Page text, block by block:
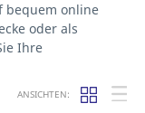
bequem online
oder als
Ihre
ANSICHTEN: